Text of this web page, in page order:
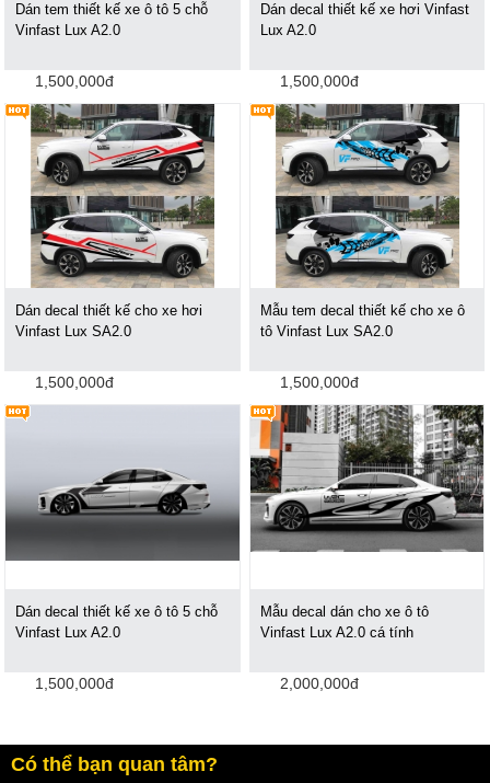
Dán tem thiết kế xe ô tô 5 chỗ
Vinfast Lux A2.0
1,500,000đ
Dán decal thiết kế xe hơi Vinfast
Lux A2.0
1,500,000đ
Dán decal thiết kế cho xe hơi
Vinfast Lux SA2.0
1,500,000đ
Mẫu tem decal thiết kế cho xe ô
tô Vinfast Lux SA2.0
1,500,000đ
Dán decal thiết kế xe ô tô 5 chỗ
Vinfast Lux A2.0
1,500,000đ
Mẫu decal dán cho xe ô tô
Vinfast Lux A2.0 cá tính
2,000,000đ
Có thể bạn quan tâm?